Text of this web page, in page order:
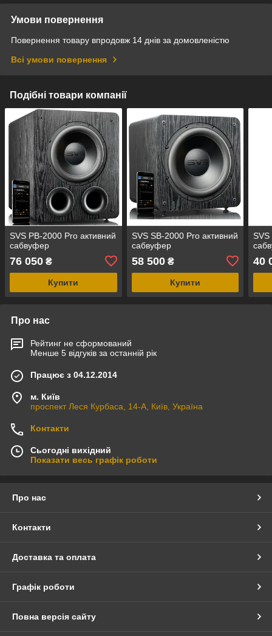
Умови повернення
Повернення товару впродовж 14 днів за домовленістю
Всі умови повернення
Подібні товари компанії
SVS PB-2000 Pro активний
сабвуфер
76 050 ₴
Купити
SVS SB-2000 Pro активний
сабвуфер
58 500₴
Купити
40
Про нас
Рейтинг не сформований
Менше 5 відгуків за останній рік
Працює з 04.12.2014
м. Київ
проспект Леся Курбаса, 14-А, Київ, Україна
Контакти
Сьогодні вихідний
Показати весь графік роботи
Про нас
Контакти
Доставка та оплата
Графік роботи
Повна версія сайту